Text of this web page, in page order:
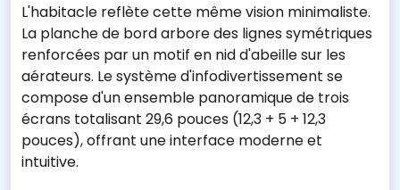
L'habitacle reflète cette même vision minimaliste.
La planche de bord arbore des lignes symétriques
renforcées par un motif en nid d'abeille sur les
aérateurs. Le système d'infodivertissement se
compose d'un ensemble panoramique de trois
écrans totalisant 29,6 pouces (12,3 + 5 + 12,3
pouces), offrant une interface moderne et
intuitive.